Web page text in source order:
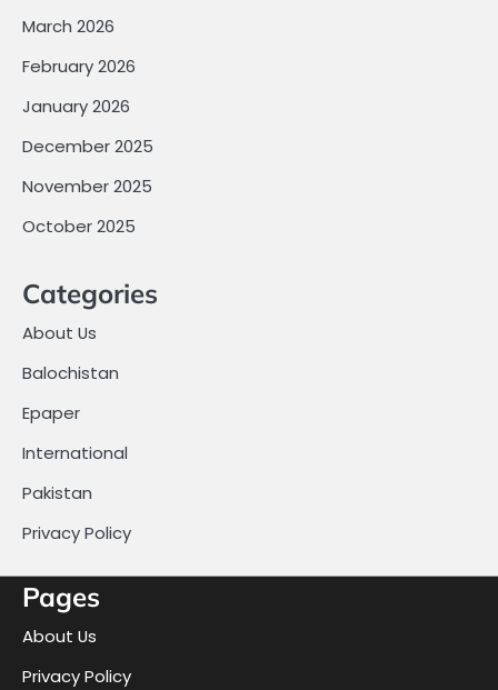
March 2026
February 2026
January 2026
December 2025
November 2025
October 2025
Categories
About Us
Balochistan
Epaper
International
Pakistan
Privacy Policy
Pages
About Us
Privacy Policy